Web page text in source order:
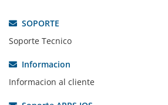
SOPORTE
Soporte Tecnico
Informacion
Informacion al cliente